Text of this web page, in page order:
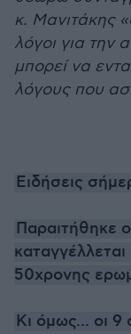
κ. Μανιτάκης
λόγοι για την
μπορεί να
λόγους που
Ειδήσεις
Παραιτήθηκε
50χρονης
Κι όμως... οι 9